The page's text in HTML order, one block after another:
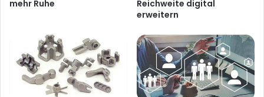
mehr Ruhe
Reichweite digital
erweitern